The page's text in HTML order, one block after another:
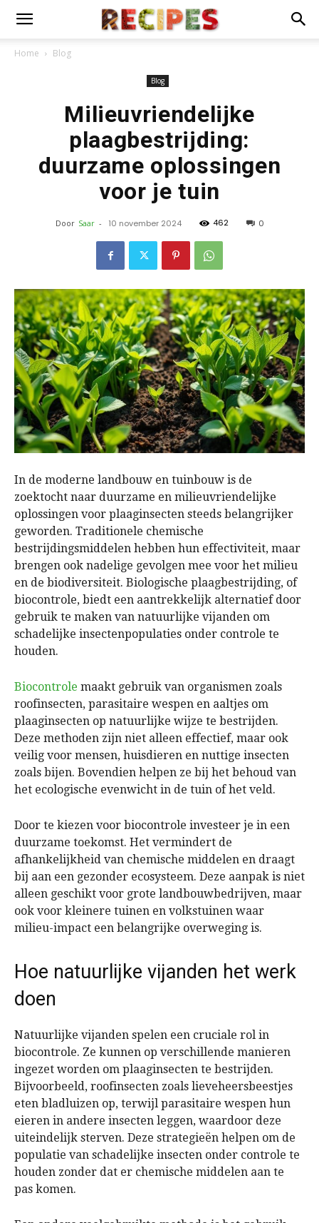
Home Blog
Blog
Milieuvriendelijke
plaagbestrijding:
duurzame oplossingen
voor je tuin
Door Saar - 10 november 2024 462 0
In de moderne landbouw en tuinbouw is de
zoektocht naar duurzame en milieuvriendelijke
oplossingen voor plaaginsecten steeds belangrijker
geworden. Traditionele chemische
bestrijdingsmiddelen hebben hun effectiviteit, maar
brengen ook nadelige gevolgen mee voor het milieu
en de biodiversiteit. Biologische plaagbestrijding, of
biocontrole, biedt een aantrekkelijk alternatief door
gebruik te maken van natuurlijke vijanden om
schadelijke insectenpopulaties onder controle te
houden.
Biocontrole maakt gebruik van organismen zoals
roofinsecten, parasitaire wespen en aaltjes om
plaaginsecten op natuurlijke wijze te bestrijden.
Deze methoden zijn niet alleen effectief, maar ook
veilig voor mensen, huisdieren en nuttige insecten
zoals bijen. Bovendien helpen ze bij het behoud van
het ecologische evenwicht in de tuin of het veld.
Door te kiezen voor biocontrole investeer je in een
duurzame toekomst. Het vermindert de
afhankelijkheid van chemische middelen en draagt
bij aan een gezonder ecosysteem. Deze aanpak is niet
alleen geschikt voor grote landbouwbedrijven, maar
ook voor kleinere tuinen en volkstuinen waar
milieu-impact een belangrijke overweging is.
Hoe natuurlijke vijanden het werk
doen
Natuurlijke vijanden spelen een cruciale rol in
biocontrole. Ze kunnen op verschillende manieren
ingezet worden om plaaginsecten te bestrijden.
Bijvoorbeeld, roofinsecten zoals lieveheersbeestjes
eten bladluizen op, terwijl parasitaire wespen hun
eieren in andere insecten leggen, waardoor deze
uiteindelijk sterven. Deze strategieën helpen om de
populatie van schadelijke insecten onder controle te
houden zonder dat er chemische middelen aan te
pas komen.